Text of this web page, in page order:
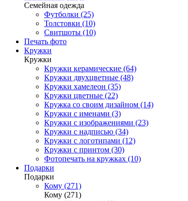
Семейная одежда
Футболки (25)
Толстовки (10)
Свитшоты (10)
Печать фото
Кружки
Кружки
Кружки керамические (64)
Кружки двухцветные (48)
Кружки хамелеон (35)
Кружки цветные (22)
Кружка со своим дизайном (14)
Кружки с именами (3)
Кружки с изображениями (23)
Кружки с надписью (34)
Кружки с логотипами (12)
Кружки с принтом (30)
Фотопечать на кружках (10)
Подарки
Подарки
Кому (271)
Кому (271)